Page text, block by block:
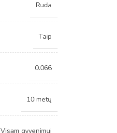
Ruda
Taip
0.066
10 metų
Visam gyvenimui